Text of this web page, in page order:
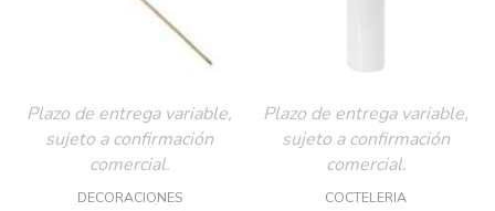
Plazo de entrega variable,
sujeto a confirmación
comercial.
DECORACIONES
Plazo de entrega variable,
sujeto a confirmación
comercial.
COCTELERIA